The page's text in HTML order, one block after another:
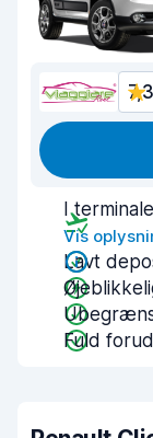
7,3
I
Vis
Lavt
Fuld